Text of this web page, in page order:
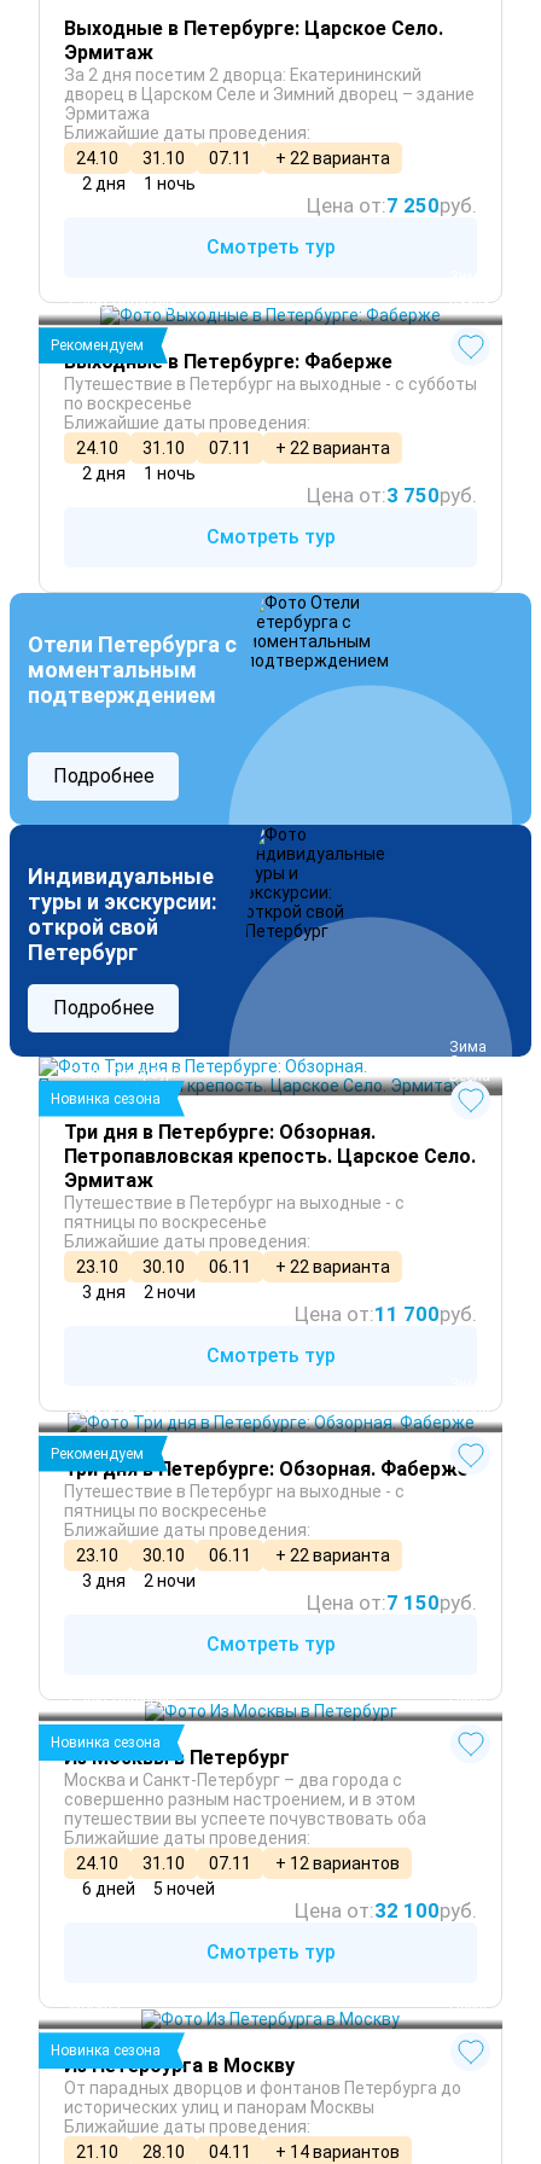
Выходные в Петербурге: Царское Село.
Эрмитаж
За 2 дня посетим 2 дворца: Екатерининский
дворец в Царском Селе и Зимний дворец – здание
Эрмитажа
Ближайшие даты проведения:
24.10
31.10 07.11
+ 22 варианта
2 дня
1 ночь
Цена от:7 250руб.
Смотреть тур
Санкт-Петербург
Рекомендуем
Весна
Выходные в Петербурге: Фаберже
Путешествие в Петербург на выходные - с субботы
по воскресенье
Ближайшие даты проведения:
24.10
31.10 07.11
+ 22 варианта
2 дня
1 ночь
Цена от:3 750руб.
Смотреть тур
Отели Петербурга с
моментальным
подтверждением
Подробнее
Индивидуальные
туры и экскурсии:
открой свой
Петербург
Подробнее
Санкт-Петербург
Новинка сезона
Зима
Осень
Весна
Три дня в Петербурге: Обзорная.
Петропавловская крепость. Царское Село.
Эрмитаж
Путешествие в Петербург на выходные - с
пятницы по воскресенье
Ближайшие даты проведения:
23.10
30.10 06.11
+ 22 варианта
3 дня
2 ночи
Цена от:11 700руб.
Смотреть тур
Санкт-Петербург
Рекомендуем
Весна
Три дня в Петербурге: Обзорная. Фаберже
Путешествие в Петербург на выходные - с
пятницы по воскресенье
Ближайшие даты проведения:
23.10
30.10 06.11
+ 22 варианта
3 дня
2 ночи
Цена от:7 150руб.
Смотреть тур
Санкт-Петербург
Новинка сезона
Осень
Из Москвы в Петербург
Москва и Санкт-Петербург – два города с
совершенно разным настроением, и в этом
путешествии вы успеете почувствовать оба
Ближайшие даты проведения:
24.10
31.10 07.11
+ 12 вариантов
6 дней
5 ночей
Цена от:32 100руб.
Смотреть тур
Москва
Новинка сезона
Осень
Из Петербурга в Москву
От парадных дворцов и фонтанов Петербурга до
исторических улиц и панорам Москвы
Ближайшие даты проведения:
21.10
28.10 04.11 + 14 вариантов